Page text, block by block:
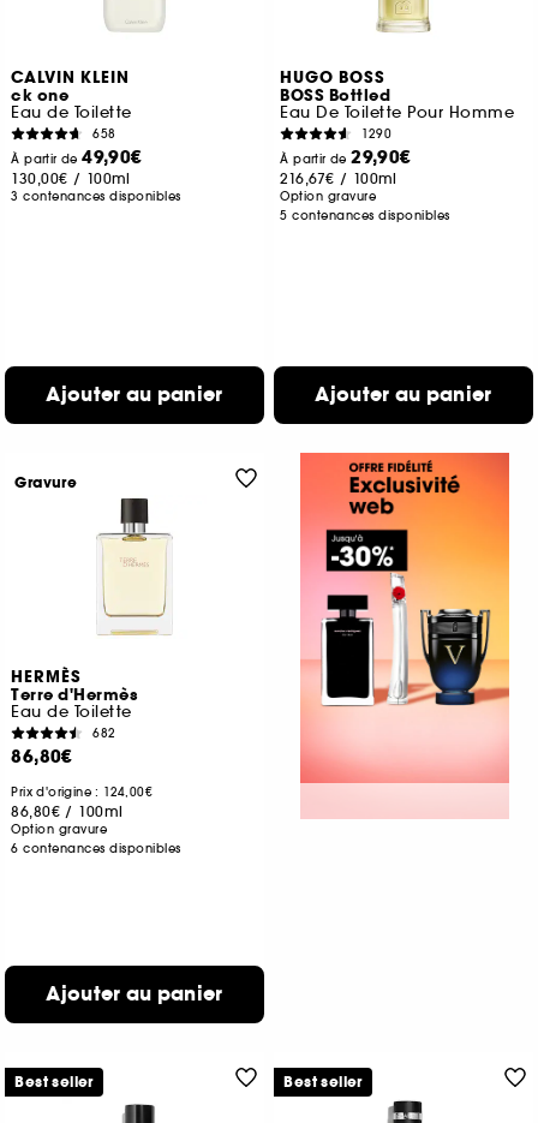
CALVIN KLEIN
ck one
Eau de Toilette
658
À partir de49,90€
130,00€ / 100ml
3 contenances disponibles
Ajouter au panier
HUGO BOSS
BOSS Bottled
Eau De Toilette Pour Homme
1290
À partir de29,90€
216,67€ / 100ml
Option gravure
5 contenances disponibles
Ajouter au panier
HERMÈS
Terre d'Hermès
Eau de Toilette
682
86,80€
Prix d'origine : 124,00€
86,80€ / 100ml
Option gravure
6 contenances disponibles
Ajouter au panier
Gravure
Best seller Best seller